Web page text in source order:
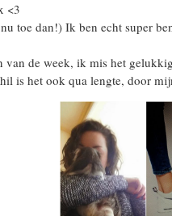
<3
toe dan!) Ik ben echt super
van de week, ik mis het
is het ook qua lengte, door